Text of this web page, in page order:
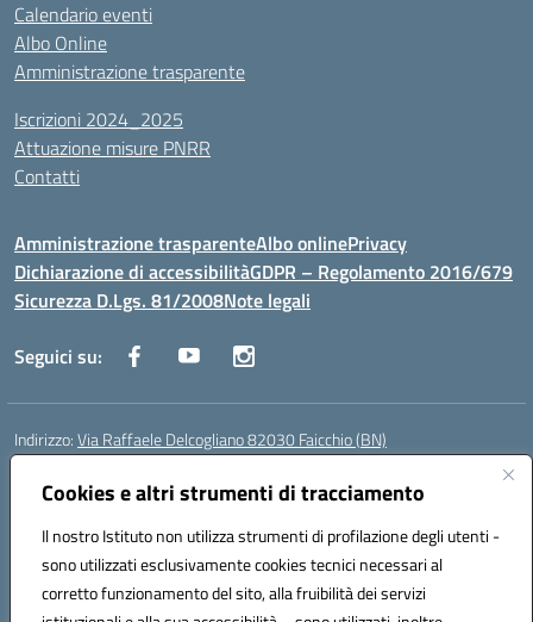
Cookies e altri strumenti di tracciamento
Il nostro Istituto non utilizza strumenti di profilazione degli utenti -
sono utilizzati esclusivamente cookies tecnici necessari al
corretto funzionamento del sito, alla fruibilità dei servizi
Calendario eventi
Albo Online
Amministrazione trasparente
Iscrizioni 2024_2025
Attuazione misure PNRR
Contatti
Amministrazione trasparenteAlbo onlinePrivacy
Dichiarazione di accessibilitàGDPR – Regolamento 2016/679
Sicurezza D.Lgs. 81/2008Note legali
Seguici su:
Indirizzo:Via Raffaele Delcogliano 82030 Faicchio (BN)
Centralino:
Posta elettronica certificata (PEC):bnis02300v@pec.istruzione.it
Codice fiscale: 90003320620
Codice meccanografico:BNIS02300V
Codice Indice delle Pubbliche Amministrazioni (IPA): istsc_bnis02300v
Codice unico di fatturazione (CUF): UFQEG8